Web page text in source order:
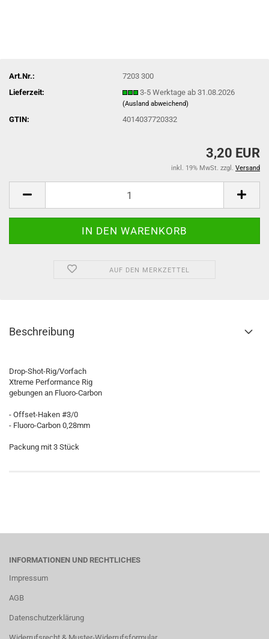
Art.Nr.:
7203 300
Lieferzeit:
3-5 Werktage ab 31.08.2026
(Ausland abweichend)
GTIN: 4014037720332
3,20 EUR
inkl. 19% MwSt. zzgl. Versand
AUF DEN MERKZETTEL
Beschreibung
Drop-Shot-Rig/Vorfach
Xtreme Performance Rig
gebungen an Fluoro-Carbon
- Offset-Haken #3/0
- Fluoro-Carbon 0,28mm
Packung mit 3 Stück
INFORMATIONEN UND RECHTLICHES
Impressum
AGB
Datenschutzerklärung